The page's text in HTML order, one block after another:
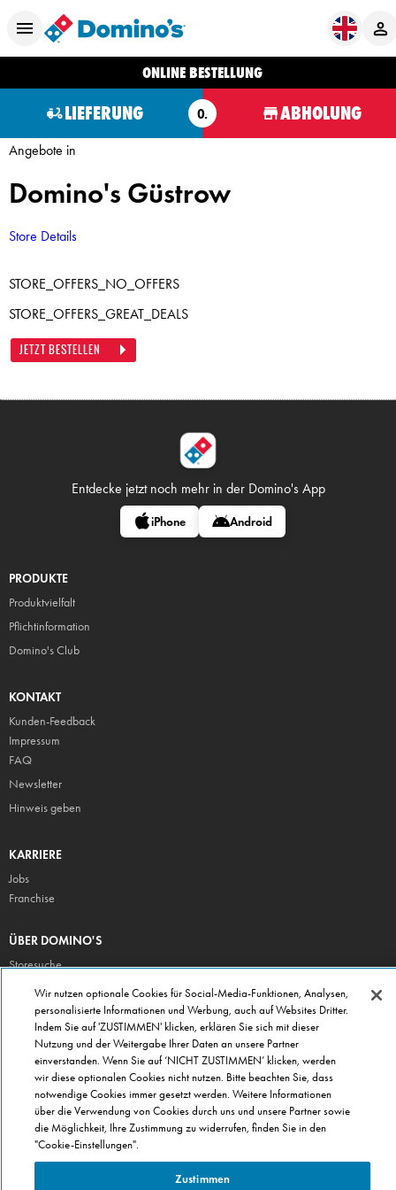
ONLINE BESTELLUNG
LIEFERUNG O. ABHOLUNG
Angebote in
Domino's Güstrow
Store Details
STORE_OFFERS_NO_OFFERS
STORE_OFFERS_GREAT_DEALS
JETZT BESTELLEN
Entdecke jetzt noch mehr in der Domino's App
iPhone Android
PRODUKTE
Produktvielfalt
Pflichtinformation
Domino's Club
KONTAKT
Kunden-Feedback
Impressum
FAQ
Newsletter
Hinweis geben
KARRIERE
Jobs
Franchise
ÜBER DOMINO'S
Storesuche
Presse
Domino's App
Unternehmen
Geschenkgutscheine
Cookie Einstellungen
Datenschutz
Allgemeine Geschäftsbedingungen
Wir nutzen optionale Cookies für Social-Media-Funktionen, Analysen,
personalisierte Informationen und Werbung, auch auf Websites Dritter.
Indem Sie auf 'ZUSTIMMEN' klicken, erklären Sie sich mit dieser
Nutzung und der Weitergabe Ihrer Daten an unsere Partner
einverstanden. Wenn Sie auf ‘NICHT ZUSTIMMEN’ klicken, werden
wir diese optionalen Cookies nicht nutzen. Bitte beachten Sie, dass
notwendige Cookies immer gesetzt werden. Weitere Informationen
über die Verwendung von Cookies durch uns und unsere Partner sowie
die Möglichkeit, Ihre Zustimmung zu widerrufen, finden Sie in den
"Cookie-Einstellungen".
Zustimmen